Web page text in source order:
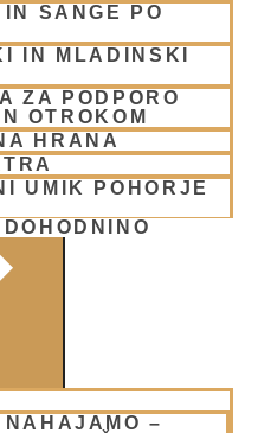
SANGE PO
IN MLADINSKI
ZA PODPORO
OTROKOM
HRANA
UMIK POHORJE
–
DODAJ V KOLEDAR